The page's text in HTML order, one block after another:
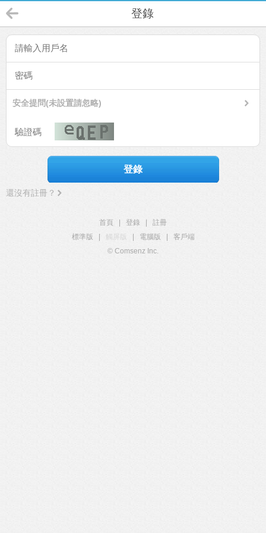
登錄
安全提問(未設置請忽略)
登錄
還沒有註冊？
首頁 登錄
註冊
標準版
觸屏版 電腦版
客戶端
© Comsenz Inc.